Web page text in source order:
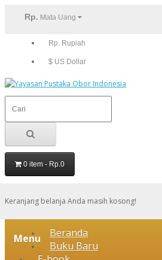
Rp. Mata Uang
Rp. Rupiah
$ US Dollar
0 item - Rp.0
Keranjang belanja Anda masih kosong!
Menu
Beranda
Buku Baru